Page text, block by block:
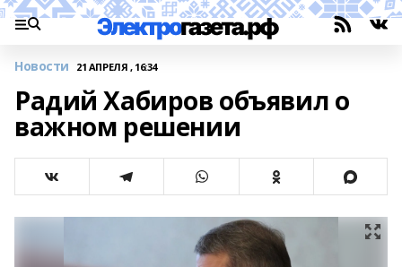
Новости 21 АПРЕЛЯ , 16:34
Радий Хабиров объявил о
важном решении